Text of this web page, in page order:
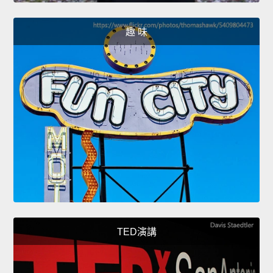
趣 味
TED演講